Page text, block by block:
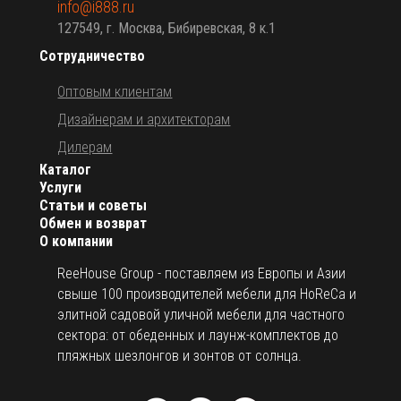
О компании
ReeHouse Group - поставляем из Европы и Азии
свыше 100 производителей мебели для HoReCa и
элитной садовой уличной мебели для частного
сектора: от обеденных и лаунж-комплектов до
пляжных шезлонгов и зонтов от солнца.
Каталог
Услуги
Статьи и советы
Обмен и возврат
Сотрудничество
Оптовым клиентам
Дизайнерам и архитекторам
Дилерам
info@i888.ru
127549, г. Москва, Бибиревская, 8 к.1